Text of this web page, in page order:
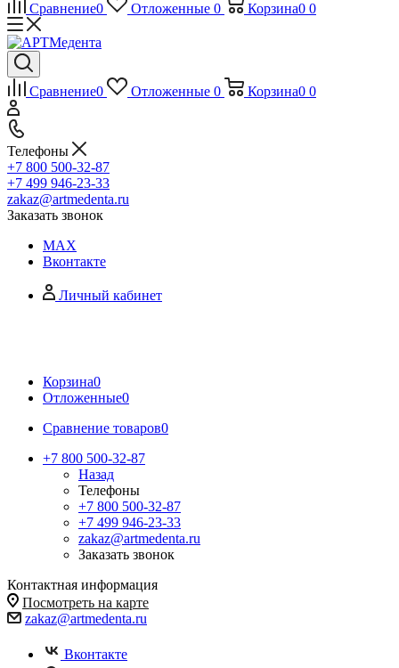
Сравнение0 Отложенные 0 Корзина0 0
Сравнение0 Отложенные 0 Корзина0 0
Телефоны
+7 800 500-32-87
+7 499 946-23-33
zakaz@artmedenta.ru
Заказать звонок
MAX
Вконтакте
Личный кабинет
Корзина0
Отложенные0
Сравнение товаров0
+7 800 500-32-87
Назад
Телефоны
+7 800 500-32-87
+7 499 946-23-33
zakaz@artmedenta.ru
Заказать звонок
Контактная информация
Посмотреть на карте
zakaz@artmedenta.ru
Вконтакте